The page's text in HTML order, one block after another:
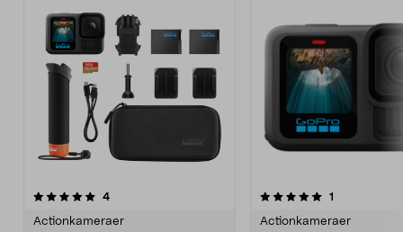
4anmeldelser
Actionkameraer
5.0 av 5 stjerner 1
Actionkameraer
4.5 av 5 stjerner